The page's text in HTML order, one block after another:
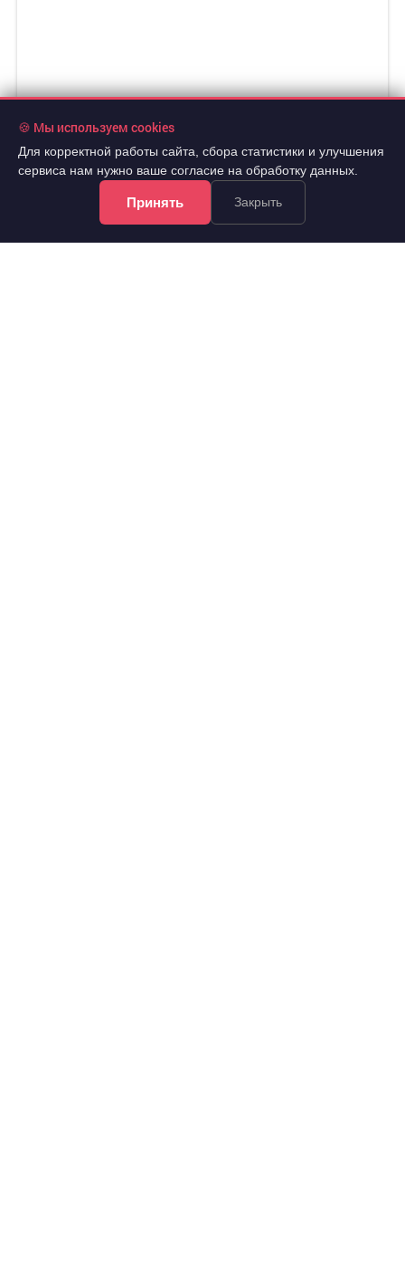
🍪 Мы используем cookies
Для корректной работы сайта, сбора статистики и улучшения
сервиса нам нужно ваше согласие на обработку данных.
Принять Закрыть